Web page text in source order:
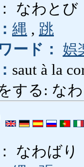
なわとび
縄 , 跳
ード：
娯
saut à la
する: なわ
なわばり